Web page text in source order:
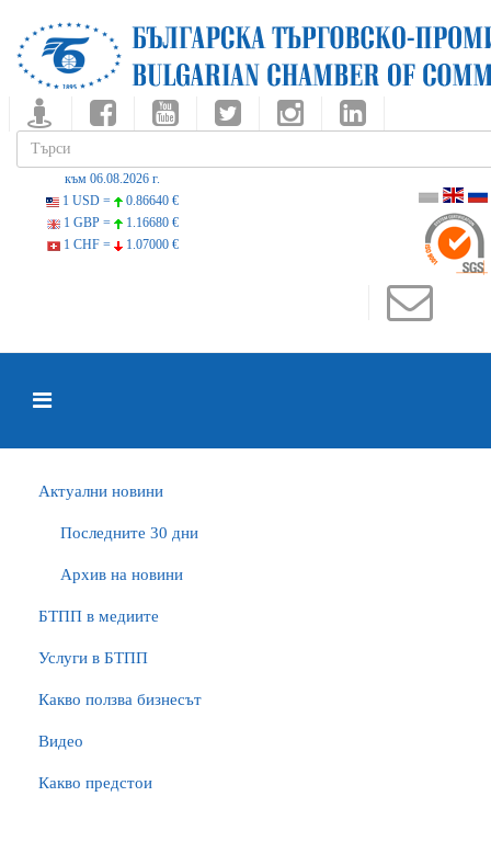
към 06.08.2026 г.
1 USD =
0.86640 €
1 GBP =
1.16680 €
1 CHF =
1.07000 €
Актуални новини
Последните 30 дни
Архив на новини
БTПП в медиите
Услуги в БТПП
Какво ползва бизнесът
Видео
Какво предстои